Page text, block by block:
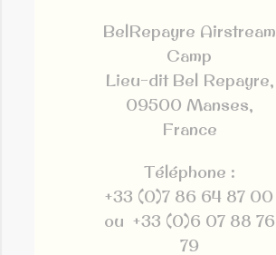
BelRepayre Airstream
Camp
Lieu-dit Bel Repayre,
09500 Manses,
France
Téléphone :
+33 (0)7 86 64 87 00
ou +33 (0)6 07 88 76
79